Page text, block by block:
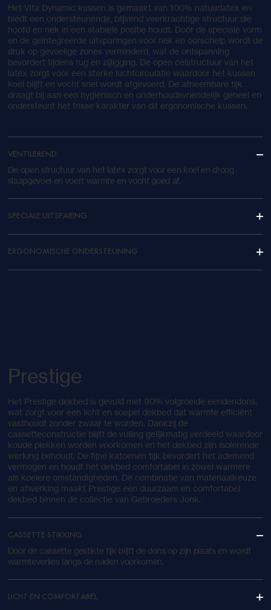
Het Vita Dynamic kussen is gemaakt van 100% natuurlatex en
biedt een ondersteunende, blijvend veerkrachtige structuur die
hoofd en nek in een stabiele positie houdt. Door de speciale vorm
en de geïntegreerde uitsparingen voor nek en oorschelp wordt de
druk op gevoelige zones verminderd, wat de ontspanning
bevordert tijdens rug en zijligging. De open celstructuur van het
latex zorgt voor een sterke luchtcirculatie waardoor het kussen
koel blijft en vocht snel wordt afgevoerd. De afneembare tijk
draagt bij aan een hygiënisch en onderhoudsvriendelijk geheel en
ondersteunt het frisse karakter van dit ergonomische kussen.
VENTILEREND
De open structuur van het latex zorgt voor een koel en droog
slaapgevoel en voert warmte en vocht goed af.
SPECIALE UITSPARING
ERGONOMISCHE ONDERSTEUNING
Prestige
Het Prestige dekbed is gevuld met 90% volgroeide eendendons,
wat zorgt voor een licht en soepel dekbed dat warmte efficiënt
vasthoudt zonder zwaar te worden. Dankzij de
cassetteconstructie blijft de vulling gelijkmatig verdeeld waardoor
koude plekken worden voorkomen en het dekbed zijn isolerende
werking behoudt. De fijne katoenen tijk bevordert het ademend
vermogen en houdt het dekbed comfortabel in zowel warmere
als koelere omstandigheden. De combinatie van materiaalkeuze
en afwerking maakt Prestige een duurzaam en comfortabel
dekbed binnen de collectie van Gebroeders Jonk.
CASSETTE STIKKING
Door de cassette gestikte tijk blijft de dons op zijn plaats en wordt
warmteverlies langs de naden voorkomen.
LICHT EN COMFORTABEL